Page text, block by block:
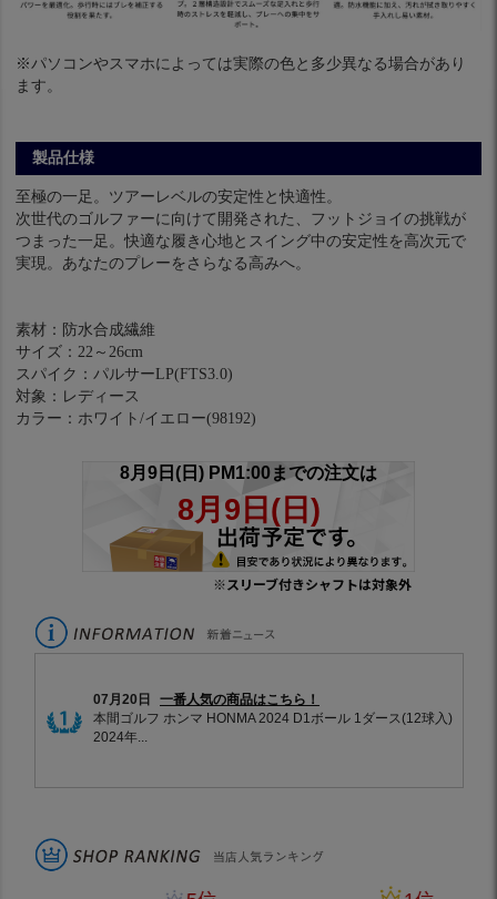
※パソコンやスマホによっては実際の色と多少異なる場合があり
ます。
製品仕様
至極の一足。ツアーレベルの安定性と快適性。
次世代のゴルファーに向けて開発された、フットジョイの挑戦が
つまった一足。快適な履き心地とスイング中の安定性を高次元で
実現。あなたのプレーをさらなる高みへ。
素材：防水合成繊維
サイズ：22～26cm
スパイク：パルサーLP(FTS3.0)
対象：レディース
カラー：ホワイト/イエロー(98192)
※スリーブ付きシャフトは対象外